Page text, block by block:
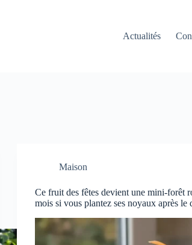
Actualités
Maison
Ce fruit des fêtes devient une mini-forêt
mois si vous plantez ses noyaux après le